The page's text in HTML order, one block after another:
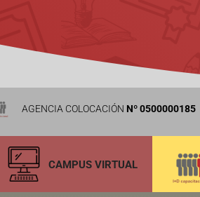
AGENCIA COLOCACIÓN Nº 0500000185
CAMPUS VIRTUAL